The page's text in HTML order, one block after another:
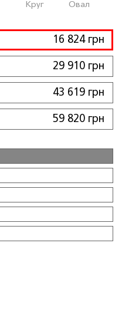
16 824 грн
29 910 грн
43 619 грн
59 820 грн
Круг Овал